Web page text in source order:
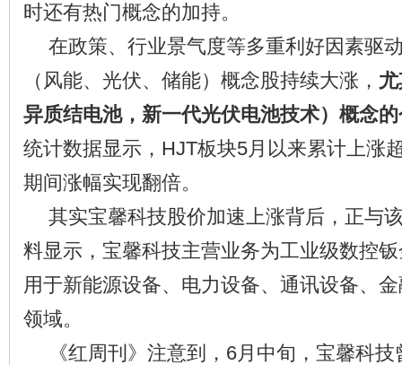
时还有热门概念的加持。
在政策、行业景气度等多重利好因素驱
（风能、光伏、储能）概念股持续大涨，
异质结电池，新一代光伏电池技术）概念
统计数据显示，HJT板块5月以来累计上涨
期间涨幅实现翻倍。
其实宝馨科技股价加速上涨背后，正与
料显示，宝馨科技主营业务为工业级数控
用于新能源设备、电力设备、通讯设备、
领域。
《红周刊》注意到，6月中旬，宝馨科